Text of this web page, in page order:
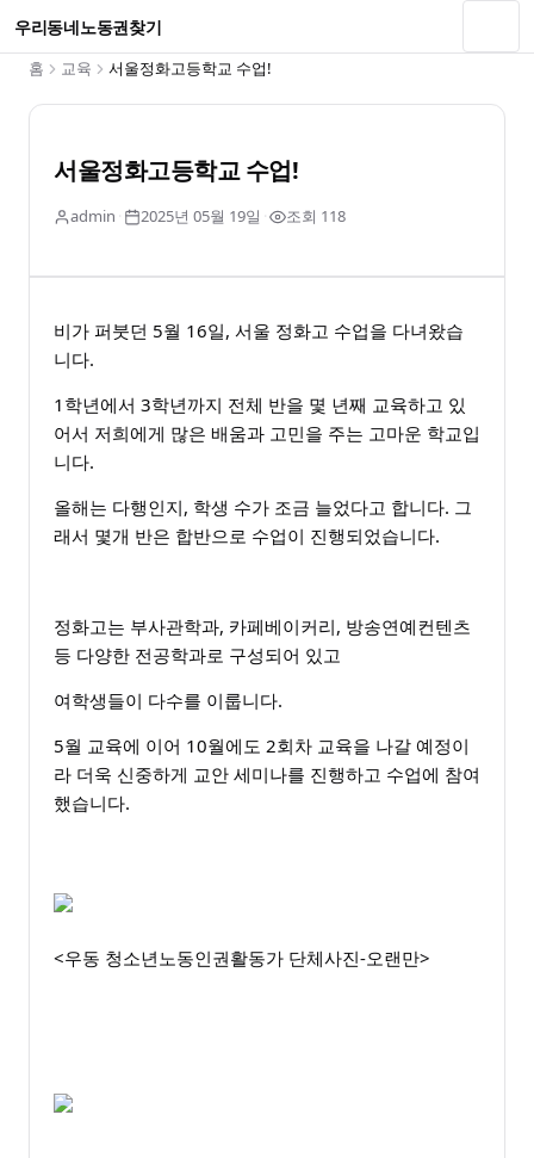
우리동네노동권찾기
홈 교육 서울정화고등학교 수업!
서울정화고등학교 수업!
admin · 2025년 05월 19일 · 조회 118
비가 퍼붓던 5월 16일, 서울 정화고 수업을 다녀왔습
니다.
1학년에서 3학년까지 전체 반을 몇 년째 교육하고 있
어서 저희에게 많은 배움과 고민을 주는 고마운 학교입
니다.
올해는 다행인지, 학생 수가 조금 늘었다고 합니다. 그
래서 몇개 반은 합반으로 수업이 진행되었습니다.
정화고는 부사관학과, 카페베이커리, 방송연예컨텐츠
등 다양한 전공학과로 구성되어 있고
여학생들이 다수를 이룹니다.
5월 교육에 이어 10월에도 2회차 교육을 나갈 예정이
라 더욱 신중하게 교안 세미나를 진행하고 수업에 참여
했습니다.
<우동 청소년노동인권활동가 단체사진-오랜만>